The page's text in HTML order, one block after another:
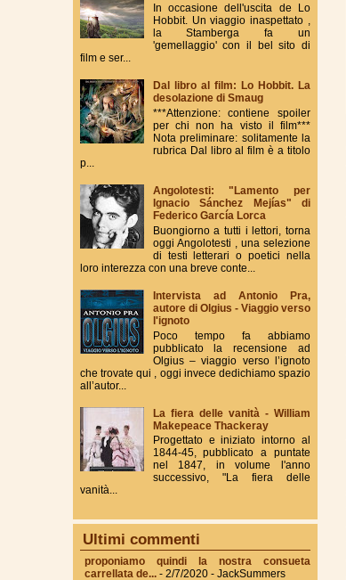
In occasione dell'uscita de Lo
Hobbit. Un viaggio inaspettato ,
la Stamberga fa un
'gemellaggio' con il bel sito di
film e ser...
Dal libro al film: Lo Hobbit. La
desolazione di Smaug
***Attenzione: contiene spoiler
per chi non ha visto il film***
Nota preliminare: solitamente la
rubrica Dal libro al film è a titolo
p...
Angolotesti: "Lamento per
Ignacio Sánchez Mejías" di
Federico García Lorca
Buongiorno a tutti i lettori, torna
oggi Angolotesti , una selezione
di testi letterari o poetici nella
loro interezza con una breve conte...
Intervista ad Antonio Pra,
autore di Olgius - Viaggio verso
l'ignoto
Poco tempo fa abbiamo
pubblicato la recensione ad
Olgius – viaggio verso l’ignoto
che trovate qui , oggi invece dedichiamo spazio
all’autor...
La fiera delle vanità - William
Makepeace Thackeray
Progettato e iniziato intorno al
1844-45, pubblicato a puntate
nel 1847, in volume l'anno
successivo, "La fiera delle
vanità...
Ultimi commenti
proponiamo quindi la nostra consueta
carrellata de... - 2/7/2020 - JackSummers